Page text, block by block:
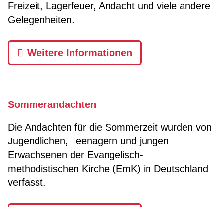
Freizeit, Lagerfeuer, Andacht und viele andere
Gelegenheiten.
Weitere Informationen
Sommerandachten
Die Andachten für die Sommerzeit wurden von
Jugendlichen, Teenagern und jungen
Erwachsenen der Evangelisch-
methodistischen Kirche (EmK) in Deutschland
verfasst.